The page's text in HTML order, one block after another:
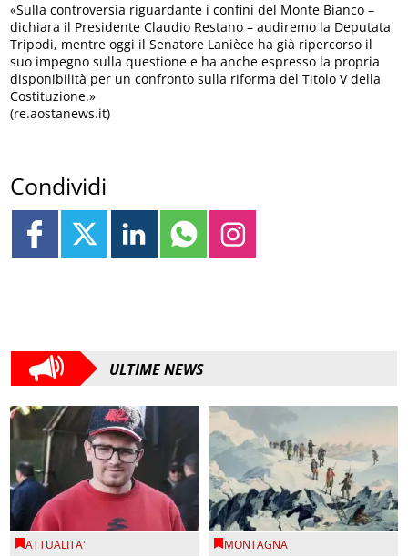
«Sulla controversia riguardante i confini del Monte Bianco –
dichiara il Presidente Claudio Restano – audiremo la Deputata
Tripodi, mentre oggi il Senatore Lanièce ha già ripercorso il
suo impegno sulla questione e ha anche espresso la propria
disponibilità per un confronto sulla riforma del Titolo V della
Costituzione.»
(re.aostanews.it)
Condividi
ULTIME NEWS
ATTUALITA' MONTAGNA